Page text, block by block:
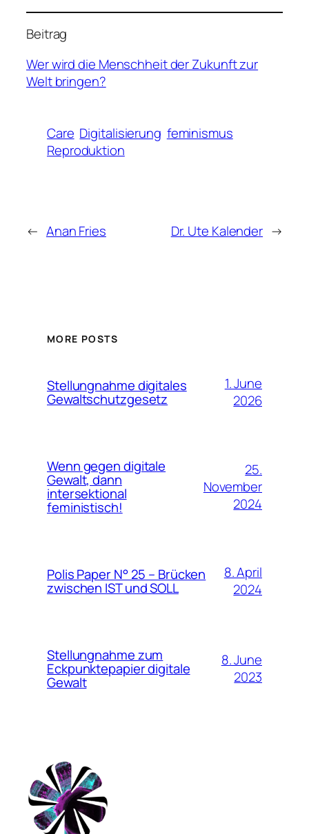
Beitrag
Wer wird die Menschheit der Zukunft zur
Welt bringen?
Care Digitalisierung feminismus
Reproduktion
← Anan Fries Dr. Ute Kalender →
MORE POSTS
Stellungnahme digitales
Gewaltschutzgesetz
1. June
2026
Wenn gegen digitale
Gewalt, dann
intersektional
feministisch!
25.
November
2024
Polis Paper N° 25 – Brücken
zwischen IST und SOLL
8. April
2024
Stellungnahme zum
Eckpunktepapier digitale
Gewalt
8. June
2023